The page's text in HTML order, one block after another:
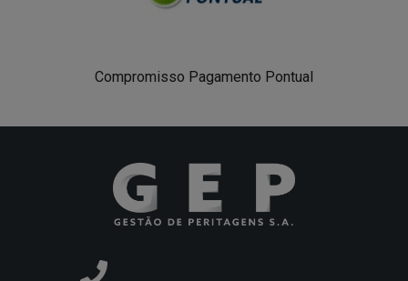
Compromisso Pagamento Pontual